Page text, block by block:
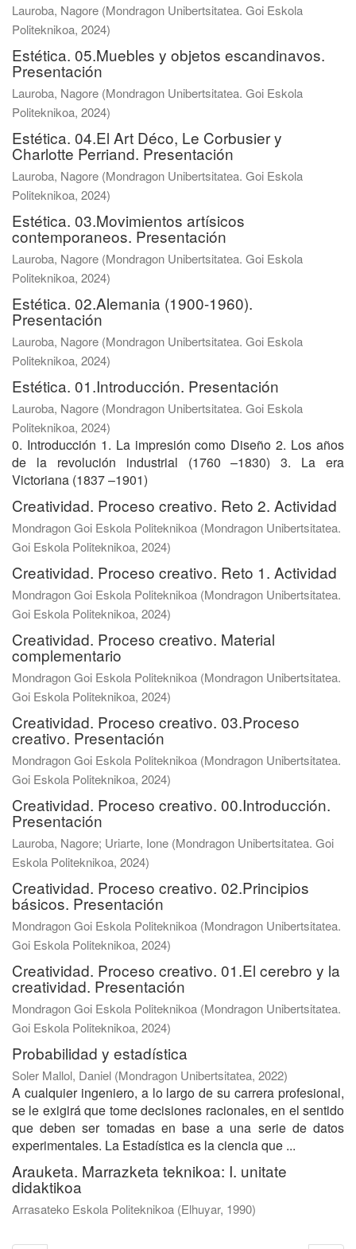
Lauroba, Nagore (Mondragon Unibertsitatea. Goi Eskola
Politeknikoa, 2024)
Estética. 05.Muebles y objetos escandinavos.
Presentación
Lauroba, Nagore (Mondragon Unibertsitatea. Goi Eskola
Politeknikoa, 2024)
Estética. 04.El Art Déco, Le Corbusier y
Charlotte Perriand. Presentación
Lauroba, Nagore (Mondragon Unibertsitatea. Goi Eskola
Politeknikoa, 2024)
Estética. 03.Movimientos artísicos
contemporaneos. Presentación
Lauroba, Nagore (Mondragon Unibertsitatea. Goi Eskola
Politeknikoa, 2024)
Estética. 02.Alemania (1900-1960).
Presentación
Lauroba, Nagore (Mondragon Unibertsitatea. Goi Eskola
Politeknikoa, 2024)
Estética. 01.Introducción. Presentación
Lauroba, Nagore (Mondragon Unibertsitatea. Goi Eskola
Politeknikoa, 2024)
0. Introducción 1. La impresión como Diseño 2. Los años
de la revolución industrial (1760 –1830) 3. La era
Victoriana (1837 –1901)
Creatividad. Proceso creativo. Reto 2. Actividad
Mondragon Goi Eskola Politeknikoa (Mondragon Unibertsitatea.
Goi Eskola Politeknikoa, 2024)
Creatividad. Proceso creativo. Reto 1. Actividad
Mondragon Goi Eskola Politeknikoa (Mondragon Unibertsitatea.
Goi Eskola Politeknikoa, 2024)
Creatividad. Proceso creativo. Material
complementario
Mondragon Goi Eskola Politeknikoa (Mondragon Unibertsitatea.
Goi Eskola Politeknikoa, 2024)
Creatividad. Proceso creativo. 03.Proceso
creativo. Presentación
Mondragon Goi Eskola Politeknikoa (Mondragon Unibertsitatea.
Goi Eskola Politeknikoa, 2024)
Creatividad. Proceso creativo. 00.Introducción.
Presentación
Lauroba, Nagore; Uriarte, Ione (Mondragon Unibertsitatea. Goi
Eskola Politeknikoa, 2024)
Creatividad. Proceso creativo. 02.Principios
básicos. Presentación
Mondragon Goi Eskola Politeknikoa (Mondragon Unibertsitatea.
Goi Eskola Politeknikoa, 2024)
Creatividad. Proceso creativo. 01.El cerebro y la
creatividad. Presentación
Mondragon Goi Eskola Politeknikoa (Mondragon Unibertsitatea.
Goi Eskola Politeknikoa, 2024)
Probabilidad y estadística
Soler Mallol, Daniel (Mondragon Unibertsitatea, 2022)
A cualquier ingeniero, a lo largo de su carrera profesional,
se le exigirá que tome decisiones racionales, en el sentido
que deben ser tomadas en base a una serie de datos
experimentales. La Estadística es la ciencia que ...
Arauketa. Marrazketa teknikoa: I. unitate
didaktikoa
Arrasateko Eskola Politeknikoa (Elhuyar, 1990)